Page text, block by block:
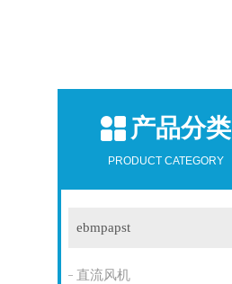
产品分类
PRODUCT CATEGORY
ebmpapst
直流风机